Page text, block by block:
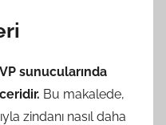
sunucularında
Bu makalede,
zindanı nasıl daha